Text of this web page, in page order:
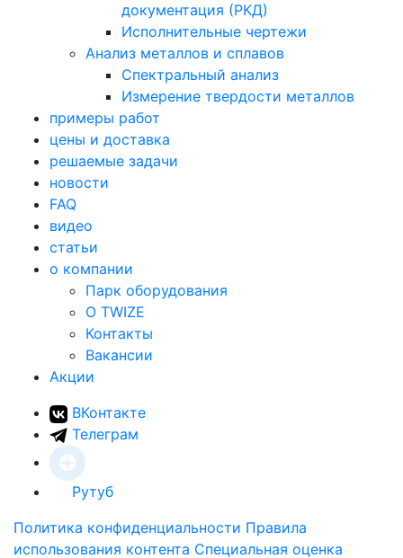
документация (РКД)
Исполнительные чертежи
Анализ металлов и сплавов
Спектральный анализ
Измерение твердости металлов
примеры работ
цены и доставка
решаемые задачи
новости
FAQ
видео
статьи
о компании
Парк оборудования
О TWIZE
Контакты
Вакансии
Акции
ВКонтакте
Телеграм
Рутуб
Политика конфиденциальности Правила
использования контента Специальная оценка